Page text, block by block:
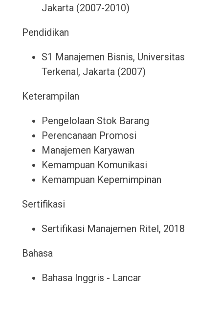
Jakarta (2007-2010)
Pendidikan
S1 Manajemen Bisnis, Universitas
Terkenal, Jakarta (2007)
Keterampilan
Pengelolaan Stok Barang
Perencanaan Promosi
Manajemen Karyawan
Kemampuan Komunikasi
Kemampuan Kepemimpinan
Sertifikasi
Sertifikasi Manajemen Ritel, 2018
Bahasa
Bahasa Inggris - Lancar